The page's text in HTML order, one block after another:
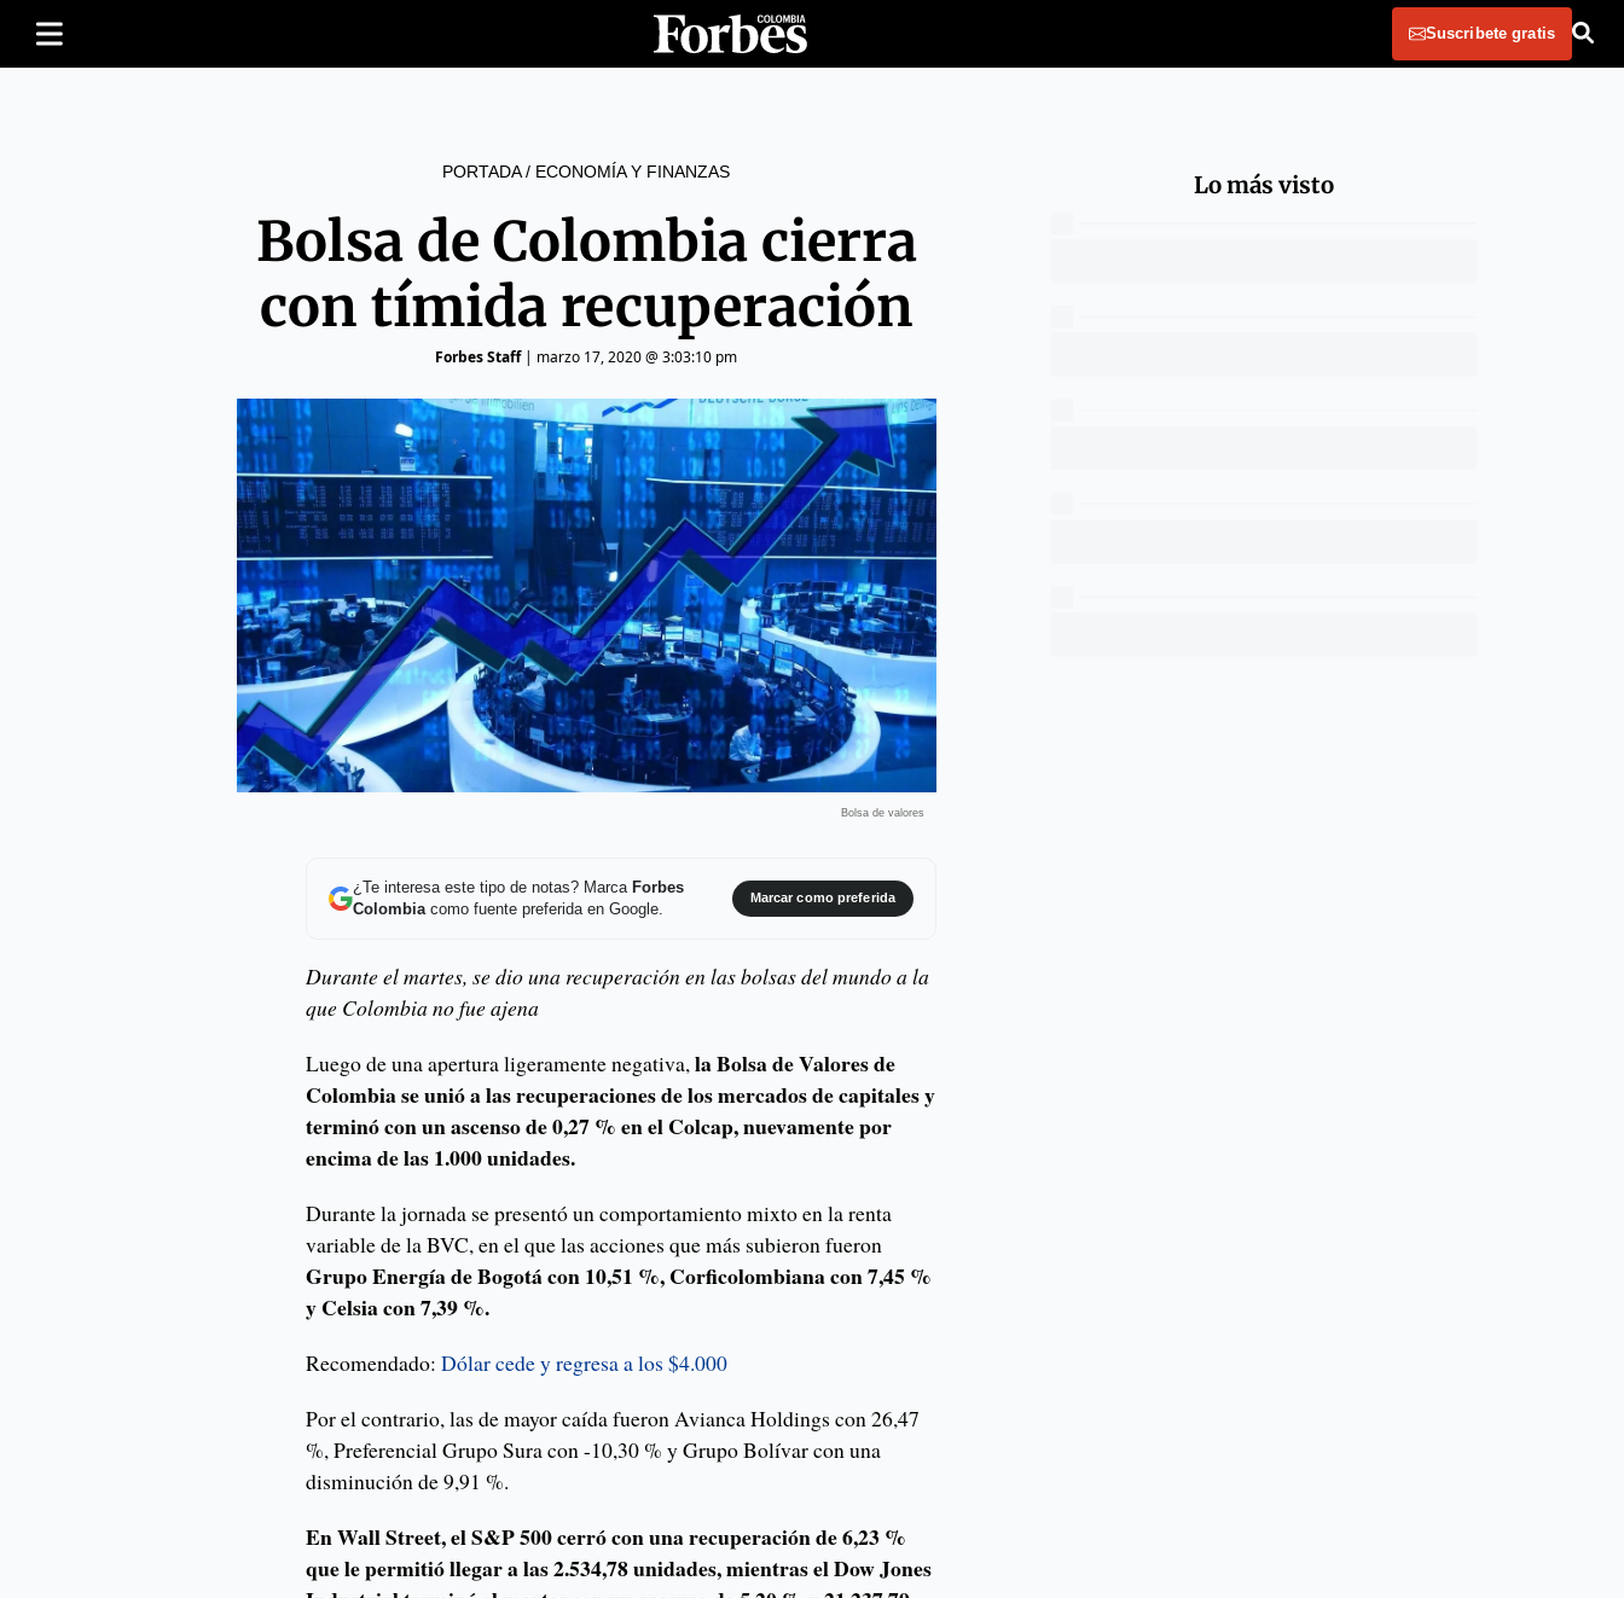
Suscribete gratis
PORTADA/ ECONOMÍA Y FINANZAS
Bolsa de Colombia cierra
con tímida recuperación
Forbes Staff| marzo 17, 2020 @ 3:03:10 pm
Bolsa de valores
¿Te interesa este tipo de notas? Marca Forbes
Colombiacomo fuente preferida en Google.
Marcar como preferida
Durante el martes, se dio una recuperación en las bolsas del mundo a la
que Colombia no fue ajena
Luego de una apertura ligeramente negativa,la Bolsa de Valores de
Colombia se unió a las recuperaciones de los mercados de capitales y
terminó con un ascenso de 0,27 % en el Colcap, nuevamente por
encima de las 1.000 unidades.
Durante la jornada se presentó un comportamiento mixto en la renta
variable de la BVC, en el que las acciones que más subieron fueron
Grupo Energía de Bogotá con 10,51 %, Corficolombiana con 7,45 %
y Celsia con 7,39 %.
Recomendado:Dólar cede y regresa a los $4.000
Por el contrario, las de mayor caída fueron Avianca Holdings con 26,47
%, Preferencial Grupo Sura con -10,30 % y Grupo Bolívar con una
disminución de 9,91 %.
En Wall Street, el S&P 500 cerró con una recuperación de 6,23 %
que le permitió llegar a las 2.534,78 unidades, mientras el Dow Jones
Lo más visto